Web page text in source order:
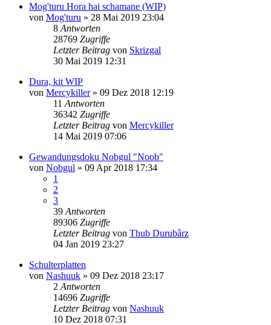
Mog'turu Hora hai schamane (WIP)
von Mog'turu » 28 Mai 2019 23:04
8 Antworten
28769 Zugriffe
Letzter Beitrag von Skrizgal
30 Mai 2019 12:31
Dura, kit WIP
von Mercykiller» 09 Dez 2018 12:19
11 Antworten
36342 Zugriffe
Letzter Beitrag von Mercykiller
14 Mai 2019 07:06
Gewandungsdoku Nobgul "Noob"
von Nobgul » 09 Apr 2018 17:34
1
2
3
39 Antworten
89306 Zugriffe
Letzter Beitrag von Thub Durubârz
04 Jan 2019 23:27
Schulterplatten
von Nashuuk » 09 Dez 2018 23:17
2 Antworten
14696 Zugriffe
Letzter Beitrag von Nashuuk
10 Dez 2018 07:31